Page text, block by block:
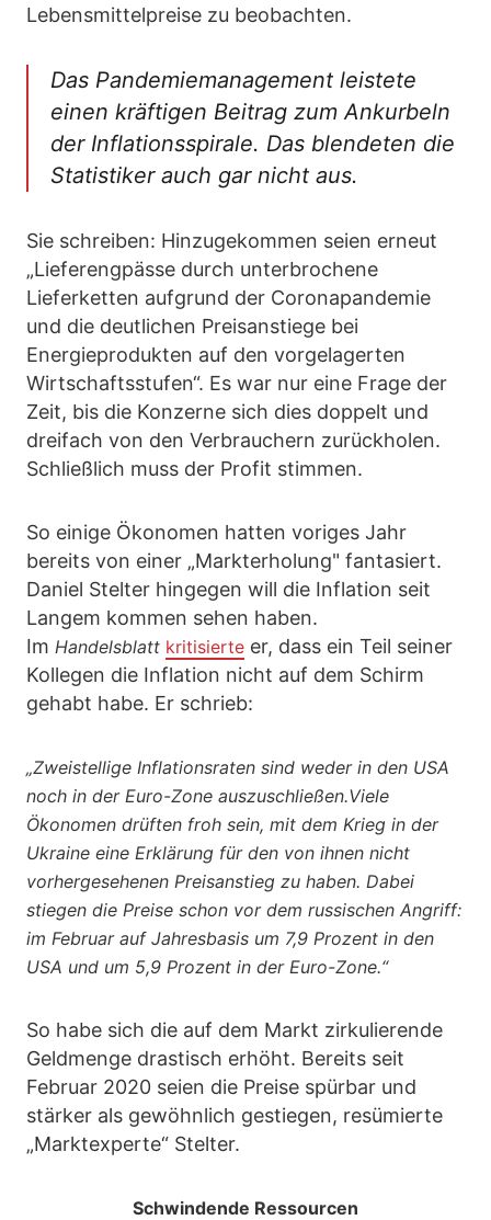
Lebensmittelpreise zu beobachten.
Das Pandemiemanagement leistete
einen kräftigen Beitrag zum Ankurbeln
der Inflationsspirale. Das blendeten die
Statistiker auch gar nicht aus.
Sie schreiben: Hinzugekommen seien erneut
„Lieferengpässe durch unterbrochene
Lieferketten aufgrund der Coronapandemie
und die deutlichen Preisanstiege bei
Energieprodukten auf den vorgelagerten
Wirtschaftsstufen“. Es war nur eine Frage der
Zeit, bis die Konzerne sich dies doppelt und
dreifach von den Verbrauchern zurückholen.
Schließlich muss der Profit stimmen.
So einige Ökonomen hatten voriges Jahr
bereits von einer „Markterholung" fantasiert.
Daniel Stelter hingegen will die Inflation seit
Langem kommen sehen haben.
Im Handelsblatt kritisierte er, dass ein Teil seiner
Kollegen die Inflation nicht auf dem Schirm
gehabt habe. Er schrieb:
„Zweistellige Inflationsraten sind weder in den USA
noch in der Euro-Zone auszuschließen.Viele
Ökonomen drüften froh sein, mit dem Krieg in der
Ukraine eine Erklärung für den von ihnen nicht
vorhergesehenen Preisanstieg zu haben. Dabei
stiegen die Preise schon vor dem russischen Angriff:
im Februar auf Jahresbasis um 7,9 Prozent in den
USA und um 5,9 Prozent in der Euro-Zone.“
So habe sich die auf dem Markt zirkulierende
Geldmenge drastisch erhöht. Bereits seit
Februar 2020 seien die Preise spürbar und
stärker als gewöhnlich gestiegen, resümierte
„Marktexperte“ Stelter.
Schwindende Ressourcen